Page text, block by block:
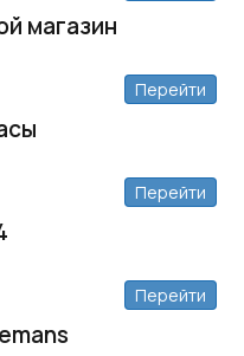
магазин
Перейти
Перейти
Перейти